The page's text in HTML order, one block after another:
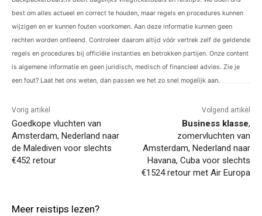
best om alles actueel en correct te houden, maar regels en procedures kunnen
wijzigen en er kunnen fouten voorkomen. Aan deze informatie kunnen geen
rechten worden ontleend. Controleer daarom altijd vóór vertrek zelf de geldende
regels en procedures bij officiële instanties en betrokken partijen. Onze content
is algemene informatie en geen juridisch, medisch of financieel advies. Zie je
een fout? Laat het ons weten, dan passen we het zo snel mogelijk aan.
Vorig artikel
Goedkope vluchten van
Amsterdam, Nederland naar
de Malediven voor slechts
€452 retour
Volgend artikel
Business klasse,
zomervluchten van
Amsterdam, Nederland naar
Havana, Cuba voor slechts
€1524 retour met Air Europa
Meer reistips lezen?